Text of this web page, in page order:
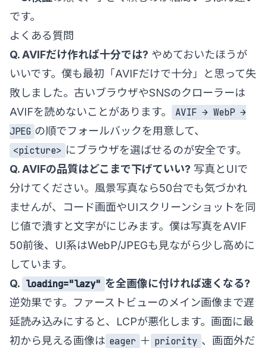
です。
よくある質問
Q. AVIFだけ作れば十分では? やめておいたほうが
いいです。僕も最初「AVIFだけで十分」と思って失
敗しました。古いブラウザやSNSのクローラーは
AVIFを読めないことがあります。
AVIF → WebP →
JPEG の順でフォールバックを用意して、
<picture> にブラウザを選ばせるのが安全です。
Q. AVIFの品質はどこまで下げていい? 写真とUIで
分けてください。風景写真なら50台でも気づかれ
ませんが、コード画面やUIスクリーンショットを同
じ値で潰すと文字がにじみます。僕は写真をAVIF
50前後、UI系はWebP/JPEGも見ながら少し高めに
しています。
Q. loading="lazy" を全画像に付ければ速くなる?
逆効果です。ファーストビューのメイン画像まで遅
延読み込みにすると、LCPが悪化します。画面に最
初から見える画像は eager ＋ priority 、画面外だ